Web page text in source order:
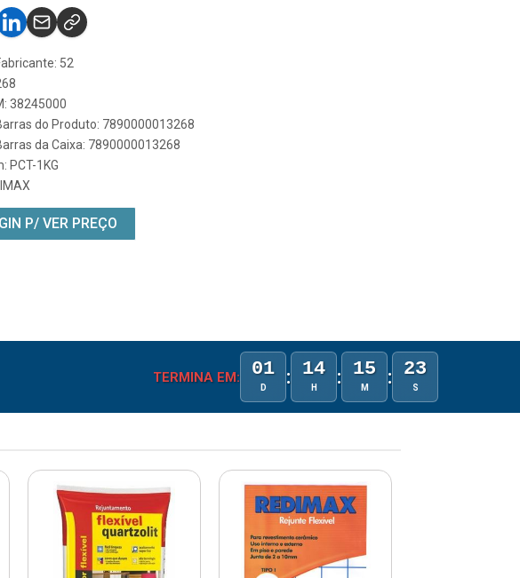
52
38245000
do Produto: 7890000013268
da Caixa: 7890000013268
PCT-1KG
P/ VER PREÇO
TERMINA EM: 01
D : 14
H : 15
M : 23
S